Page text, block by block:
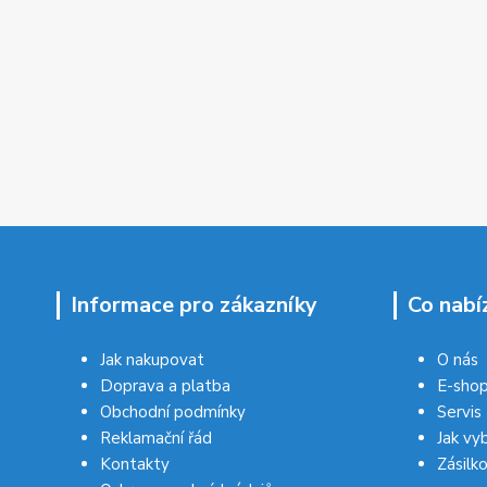
Informace pro zákazníky
Jak nakupovat
Doprava a platba
Obchodní podmínky
Reklamační řád
Kontakty
Co
O nás
E-
Servis
Jak